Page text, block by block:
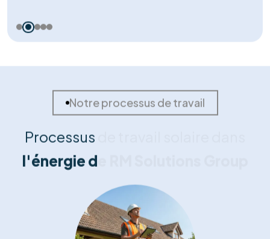
Nos clients nous font part deleurs
commentaires positifs
Nous avons choisi RM Solutions
Group pour un projet complet!